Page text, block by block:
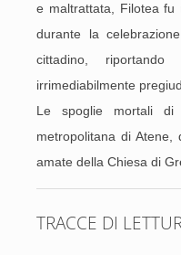
e maltrattata, Filotea
durante la
cittadino,
irrimediabilmente
Le spoglie mortali di
metropolitana di
amate della Chiesa di
TRACCE DI